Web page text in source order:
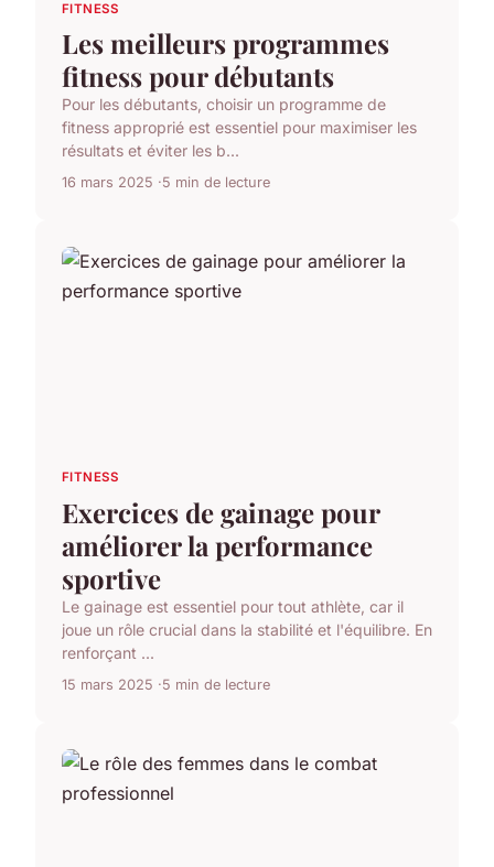
FITNESS
Les meilleurs programmes
fitness pour débutants
Pour les débutants, choisir un programme de
fitness approprié est essentiel pour maximiser les
résultats et éviter les b...
16 mars 2025 5 min de lecture
FITNESS
Exercices de gainage pour
améliorer la performance
sportive
Le gainage est essentiel pour tout athlète, car il
joue un rôle crucial dans la stabilité et l'équilibre. En
renforçant ...
15 mars 2025 5 min de lecture